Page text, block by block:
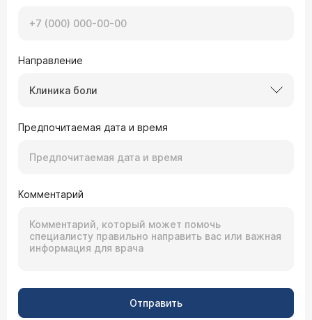
Направление
Клиника боли
Предпочитаемая дата и время
Комментарий
Отправить